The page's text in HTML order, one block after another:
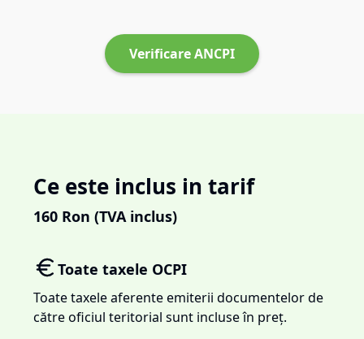
Verificare ANCPI
Ce este inclus in tarif
160 Ron (TVA inclus)
Toate taxele OCPI
Toate taxele aferente emiterii documentelor de
către oficiul teritorial sunt incluse în preț.